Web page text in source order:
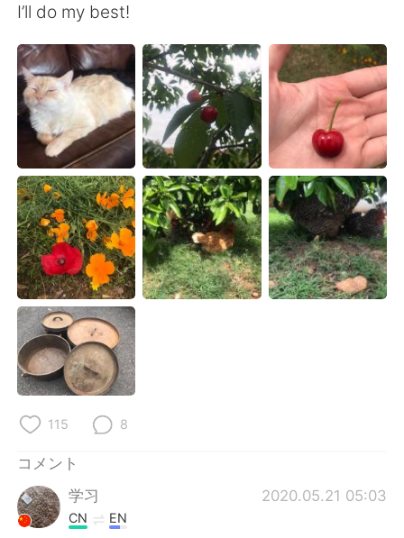
I’ll do my best!
115 8
コメント
学习
2020.05.21 05:03
CN EN